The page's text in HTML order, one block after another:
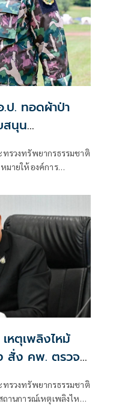
ป. ทอดผ้าป่า
สนุน
โอกาสเด็ก
ใหม่
รวงทรัพยากรธรรมชาติ
มายให้องค์การ
กรธรรมชาติและสิ่ง
อหลวง อำเภอฮอด
าและเพิ่มโอกาสให้กับ
อมพิวเตอร์ จำนวน 22
ละส่งเสริมทักษะด้าน
หตุเพลิงไหม้
สั่ง คพ. ตรวจ
นประชาชนใกล้
รวงทรัพยากรธรรมชาติ
ถานการณ์เหตุเพลิงไหม้